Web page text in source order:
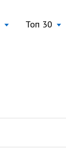
Топ 30